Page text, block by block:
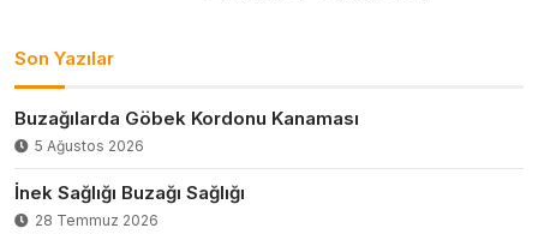
Son Yazılar
Buzağılarda Göbek Kordonu Kanaması
5 Ağustos 2026
İnek Sağlığı Buzağı Sağlığı
28 Temmuz 2026